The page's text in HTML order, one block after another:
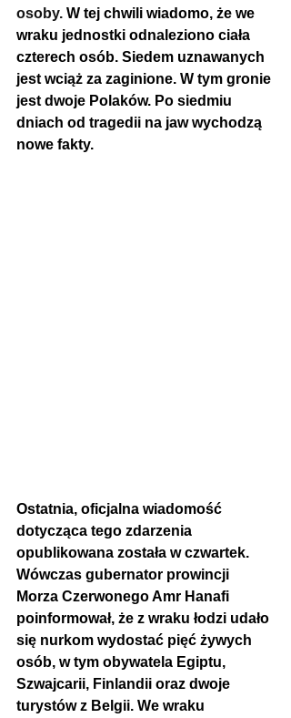
osoby. W tej chwili wiadomo, że we
wraku jednostki odnaleziono ciała
czterech osób. Siedem uznawanych
jest wciąż za zaginione. W tym gronie
jest dwoje Polaków. Po siedmiu
dniach od tragedii na jaw wychodzą
nowe fakty.
Ostatnia, oficjalna wiadomość
dotycząca tego zdarzenia
opublikowana została w czwartek.
Wówczas gubernator prowincji
Morza Czerwonego Amr Hanafi
poinformował, że z wraku łodzi udało
się nurkom wydostać pięć żywych
osób, w tym obywatela Egiptu,
Szwajcarii, Finlandii oraz dwoje
turystów z Belgii. We wraku